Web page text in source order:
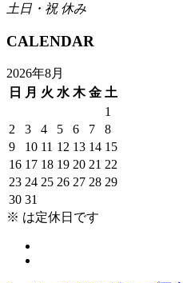
土日・祝 休み
CALENDAR
2026年8月
日
月 火 水 木 金 土
1
2
3 4 5 6 7
8
9
10 11 12 13 14 15
16 17 18 19 20 21 22
23 24 25 26 27 28 29
30 31
※ は定休日です